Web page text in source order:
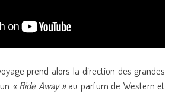
prend alors la direction des grandes
« Ride Away »au parfum de Western et